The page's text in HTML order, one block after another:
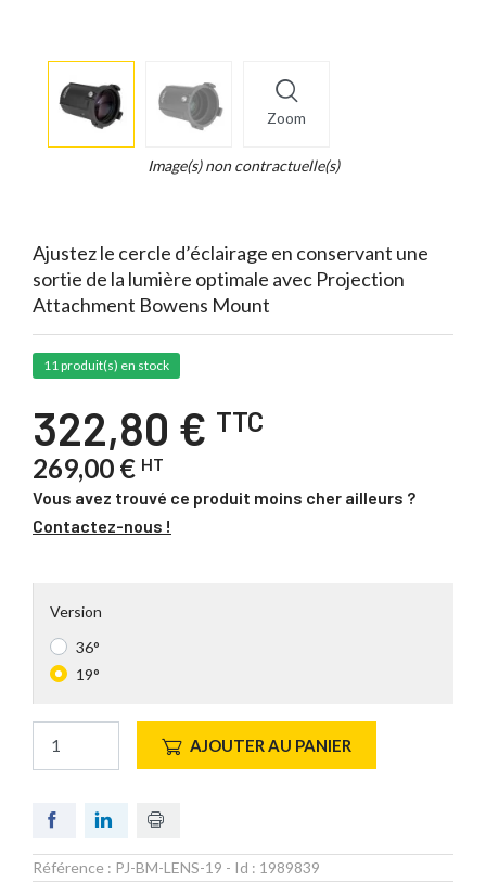
Zoom
info
Legend...
Image(s) non contractuelle(s)
Ajustez le cercle d’éclairage en conservant une
sortie de la lumière optimale avec Projection
Attachment Bowens Mount
11 produit(s) en stock
322,80 € TTC
269,00 € HT
Vous avez trouvé ce produit moins cher ailleurs ?
Contactez-nous !
Version
36°
19°
AJOUTER AU PANIER
Référence : PJ-BM-LENS-19 - Id : 1989839